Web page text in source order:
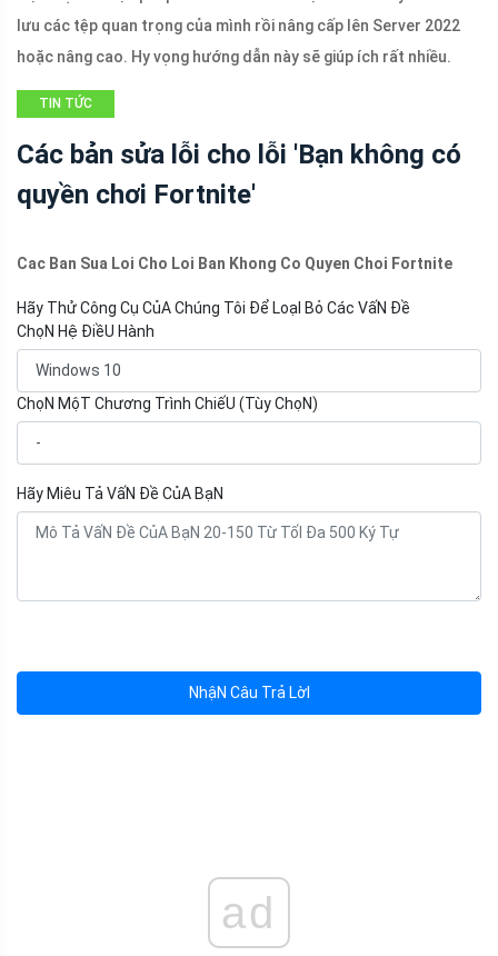
lưu các tệp quan trọng của mình rồi nâng cấp lên Server 2022
hoặc nâng cao. Hy vọng hướng dẫn này sẽ giúp ích rất nhiều.
TIN TỨC
Các bản sửa lỗi cho lỗi 'Bạn không có
quyền chơi Fortnite'
Cac Ban Sua Loi Cho Loi Ban Khong Co Quyen Choi Fortnite
Hãy Thử Công Cụ CủA Chúng Tôi Để LoạI Bỏ Các VấN Đề
ChọN Hệ ĐiềU Hành
ChọN MộT Chương Trình ChiếU (Tùy ChọN)
Hãy Miêu Tả VấN Đề CủA BạN
NhậN Câu Trả LờI
ad